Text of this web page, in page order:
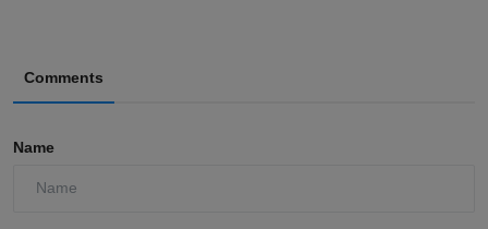
Comments
Name